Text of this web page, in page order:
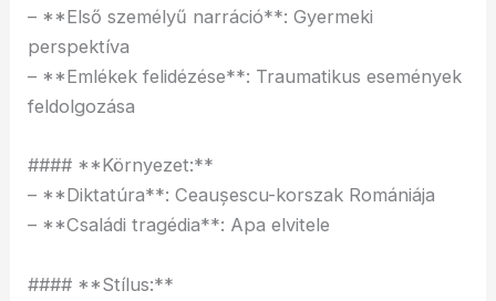
– **Első személyű narráció**: Gyermeki
perspektíva
– **Emlékek felidézése**: Traumatikus események
feldolgozása
#### **Környezet:**
– **Diktatúra**: Ceaușescu-korszak Romániája
– **Családi tragédia**: Apa elvitele
#### **Stílus:**